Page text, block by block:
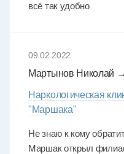
всё так удобно
09.02.2022
Мартынов Николай →
Наркологическая
"Маршака"
Не знаю к кому
Маршак открыл